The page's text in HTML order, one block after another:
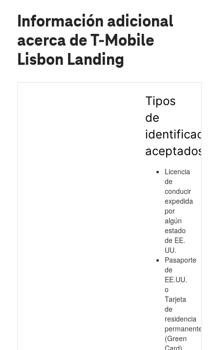
Información adicional
acerca de T-Mobile
Lisbon Landing
Tipos
de
aceptados
Licencia
de
conducir
expedida
por
algún
estado
de EE.
UU.
Pasaporte
de
EE.UU.
o
Tarjeta
de
residencia
permanente
(Green